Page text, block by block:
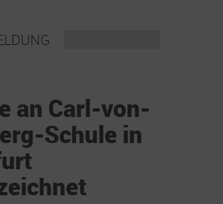
an Carl-von-
Schule in